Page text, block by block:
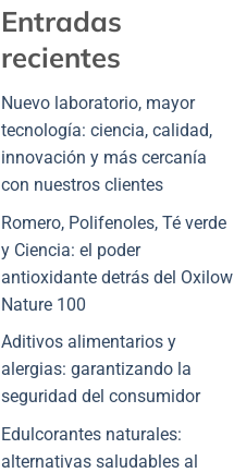
Entradas
recientes
Nuevo laboratorio, mayor
tecnología: ciencia, calidad,
innovación y más cercanía
con nuestros clientes
Romero, Polifenoles, Té verde
y Ciencia: el poder
antioxidante detrás del Oxilow
Nature 100
Aditivos alimentarios y
alergias: garantizando la
seguridad del consumidor
Edulcorantes naturales:
alternativas saludables al